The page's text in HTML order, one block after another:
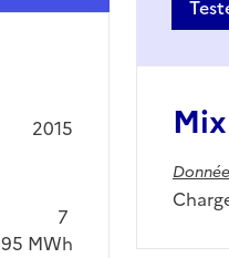
2015
7
MWh